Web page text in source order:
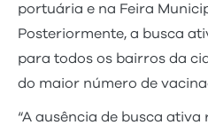
portuária e na Feira
Posteriormente, a busca
para todos os bairros da
do maior número de
“A ausência de busca ativa